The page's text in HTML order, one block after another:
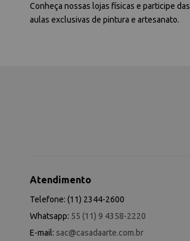
Conheça nossas lojas físicas e participe das
aulas exclusivas de pintura e artesanato.
Atendimento
Telefone: (11) 2344-2600
Whatsapp: 55 (11) 9 4358-2220
E-mail: sac@casadaarte.com.br